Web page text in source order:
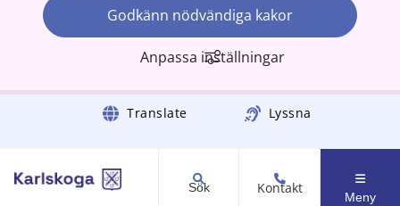
Godkänn nödvändiga kakor
Anpassa inställningar
Gå till innehåll Translate Lyssna
Sök Kontakt
Meny